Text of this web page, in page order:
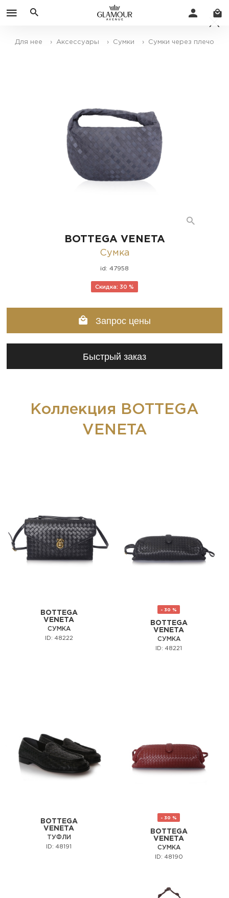
Для нее › Аксессуары › Сумки › Сумки через плечо
BOTTEGA VENETA
Сумка
id: 47958
Скидка: 30 %
Запрос цены
Быстрый заказ
Коллекция BOTTEGA
VENETA
BOTTEGA
VENETA
СУМКА
ID: 48222
- 30 %
BOTTEGA
VENETA
СУМКА
ID: 48221
BOTTEGA
VENETA
ТУФЛИ
ID: 48191
- 30 %
BOTTEGA
VENETA
СУМКА
ID: 48190